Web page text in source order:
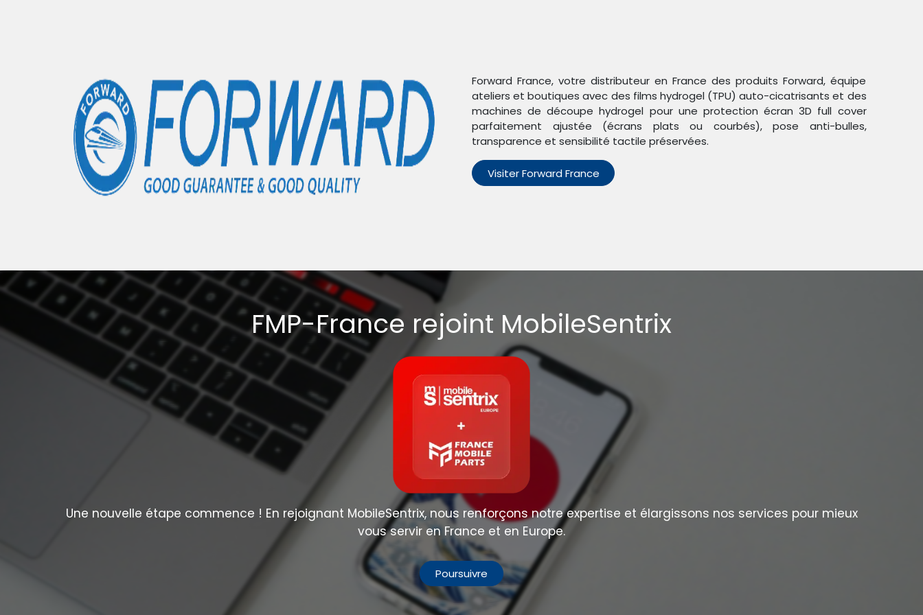
Accueil
Articles Tab S9 - X710 - 0 éléments Trier par : Étiquettes
Forward France, votre distributeur en France des produits Forward, équipe
ateliers et boutiques avec des films hydrogel (TPU) auto-cicatrisants et des
machines de découpe hydrogel pour une protection écran 3D full cover
parfaitement ajustée (écrans plats ou courbés), pose anti-bulles,
transparence et sensibilité tactile préservées.
Visiter Forward France
FMP-France rejoint MobileSentrix
Une nouvelle étape commence ! En rejoignant MobileSentrix, nous renforçons notre expertise et élargissons nos services pour mieux
vous servir en France et en Europe.
Poursuivre